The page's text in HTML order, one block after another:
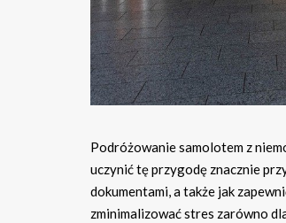
Podróżowanie samolotem z
uczynić tę przygodę znacznie
dokumentami, a także jak
zminimalizować stres zarówno